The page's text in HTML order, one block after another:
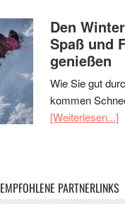
Den
Spaß und
genießen
Wie Sie gut
kommen
[Weiterlesen...]
EMPFOHLENE PARTNERLINKS